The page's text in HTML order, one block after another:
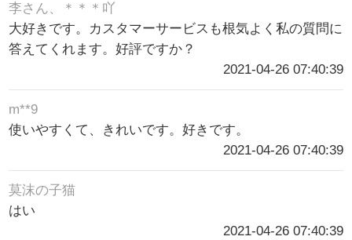
李さん、＊＊＊吖
大好きです。カスタマーサービスも根気よく私の質問に
答えてくれます。好評ですか？
2021-04-26 07:40:39
m**9
使いやすくて、きれいです。好きです。
2021-04-26 07:40:39
莫沫の子猫
はい
2021-04-26 07:40:39